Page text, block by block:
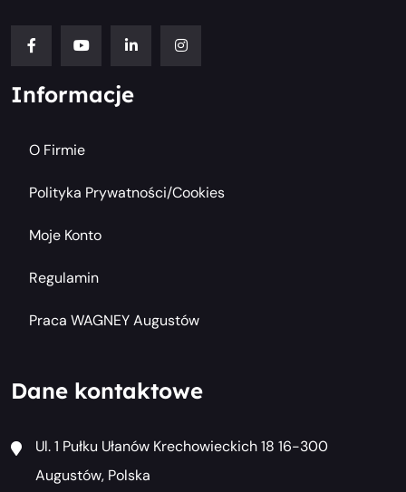
Informacje
O Firmie
Polityka Prywatności/cookies
Moje Konto
Regulamin
Praca WAGNEY Augustów
Dane kontaktowe
Ul. 1 Pułku Ułanów Krechowieckich 18 16-300
Augustów, Polska